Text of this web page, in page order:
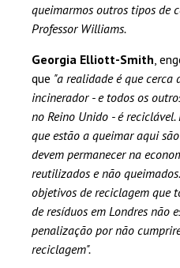
queimarmos outros tipos de
Professor Williams.
Georgia Elliott-Smith ,
que "a realidade é que cerca
incinerador - e todos os
no Reino Unido - é reciclável.
que estão a queimar aqui
devem permanecer na
reutilizados e não
objetivos de reciclagem que
de resíduos em Londres não
penalização por não
reciclagem".